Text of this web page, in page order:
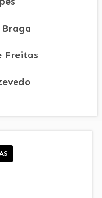
Braga
Freitas